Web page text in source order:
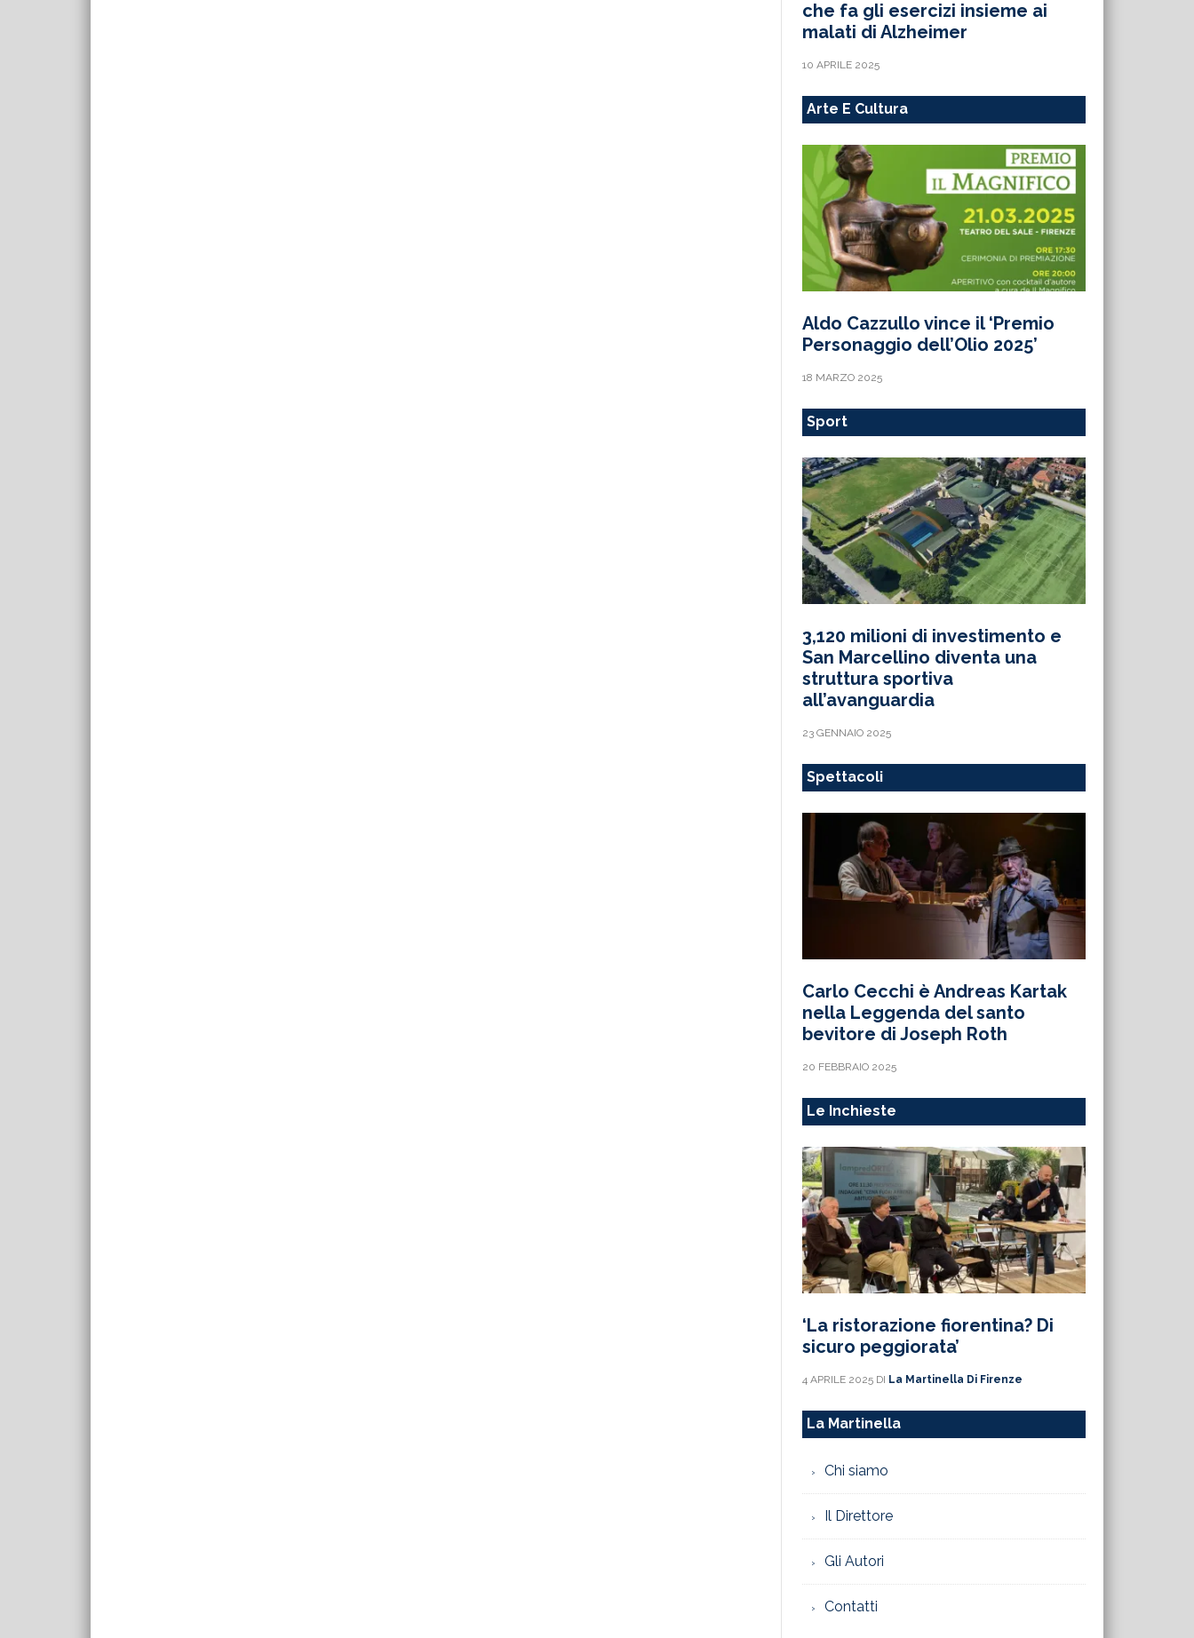
che fa gli esercizi insieme ai
malati di Alzheimer
10 APRILE 2025
Arte E Cultura
Aldo Cazzullo vince il ‘Premio
Personaggio dell’Olio 2025’
18 MARZO 2025
Sport
3,120 milioni di investimento e
San Marcellino diventa una
struttura sportiva
all’avanguardia
23 GENNAIO 2025
Spettacoli
Carlo Cecchi è Andreas Kartak
nella Leggenda del santo
bevitore di Joseph Roth
20 FEBBRAIO 2025
Le Inchieste
‘La ristorazione fiorentina? Di
sicuro peggiorata’
4 APRILE 2025 DI La Martinella Di Firenze
La Martinella
Chi siamo
Il Direttore
Gli Autori
Contatti